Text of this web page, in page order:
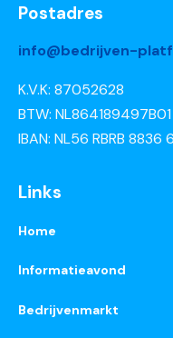
Postadres
info@bedrijven-
K.V.K: 87052628
BTW: NL864189497B01
IBAN: NL56 RBRB 8836
Links
Home
Informatieavond
Bedrijvenmarkt